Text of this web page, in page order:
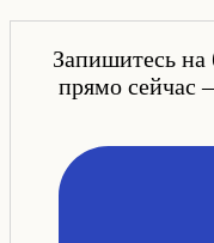
Запишитесь на
прямо сейчас